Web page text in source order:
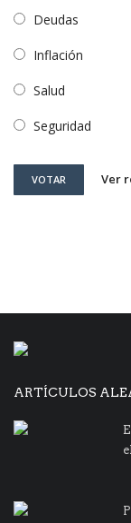
Deudas
Inflación
Salud
Seguridad
VOTAR Ver
ARTÍCULOS